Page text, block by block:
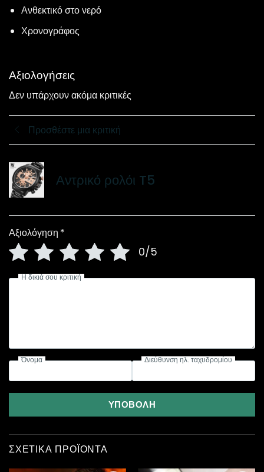
Ανθεκτικό στο νερό
Χρονογράφος
Αξιολογήσεις
Δεν υπάρχουν ακόμα κριτικές
Προσθέστε μια κριτική
Αντρικό ρολόι T5
Αξιολόγηση *
0/5
Η δικιά σου κριτική
Όνομα Διεύθυνση ηλ. ταχυδρομίου
ΥΠΟΒΟΛΉ
ΣΧΕΤΙΚΆ ΠΡΟΪΌΝΤΑ